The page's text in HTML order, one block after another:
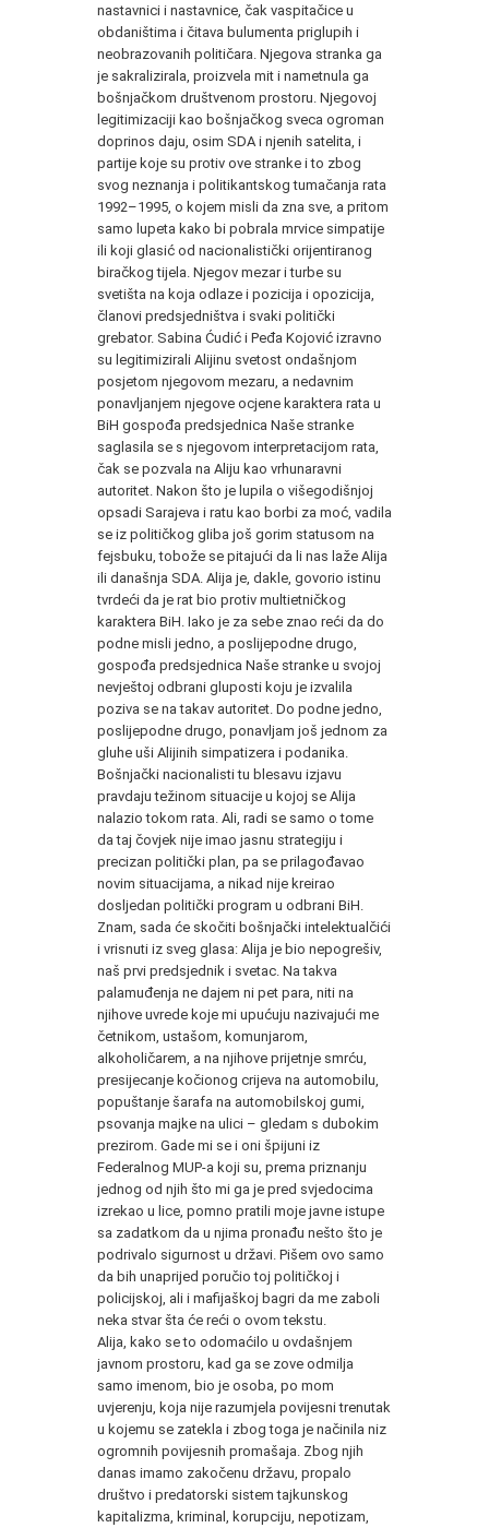
nastavnici i nastavnice, čak vaspitačice u
obdaništima i čitava bulumenta priglupih i
neobrazovanih političara. Njegova stranka ga
je sakralizirala, proizvela mit i nametnula ga
bošnjačkom društvenom prostoru. Njegovoj
legitimizaciji kao bošnjačkog sveca ogroman
doprinos daju, osim SDA i njenih satelita, i
partije koje su protiv ove stranke i to zbog
svog neznanja i politikantskog tumačanja rata
1992–1995, o kojem misli da zna sve, a pritom
samo lupeta kako bi pobrala mrvice simpatije
ili koji glasić od nacionalistički orijentiranog
biračkog tijela. Njegov mezar i turbe su
svetišta na koja odlaze i pozicija i opozicija,
članovi predsjedništva i svaki politički
grebator. Sabina Ćudić i Peđa Kojović izravno
su legitimizirali Alijinu svetost ondašnjom
posjetom njegovom mezaru, a nedavnim
ponavljanjem njegove ocjene karaktera rata u
BiH gospođa predsjednica Naše stranke
saglasila se s njegovom interpretacijom rata,
čak se pozvala na Aliju kao vrhunaravni
autoritet. Nakon što je lupila o višegodišnjoj
opsadi Sarajeva i ratu kao borbi za moć, vadila
se iz političkog gliba još gorim statusom na
fejsbuku, tobože se pitajući da li nas laže Alija
ili današnja SDA. Alija je, dakle, govorio istinu
tvrdeći da je rat bio protiv multietničkog
karaktera BiH. Iako je za sebe znao reći da do
podne misli jedno, a poslijepodne drugo,
gospođa predsjednica Naše stranke u svojoj
nevještoj odbrani gluposti koju je izvalila
poziva se na takav autoritet. Do podne jedno,
poslijepodne drugo, ponavljam još jednom za
gluhe uši Alijinih simpatizera i podanika.
Bošnjački nacionalisti tu blesavu izjavu
pravdaju težinom situacije u kojoj se Alija
nalazio tokom rata. Ali, radi se samo o tome
da taj čovjek nije imao jasnu strategiju i
precizan politički plan, pa se prilagođavao
novim situacijama, a nikad nije kreirao
dosljedan politički program u odbrani BiH.
Znam, sada će skočiti bošnjački intelektualčići
i vrisnuti iz sveg glasa: Alija je bio nepogrešiv,
naš prvi predsjednik i svetac. Na takva
palamuđenja ne dajem ni pet para, niti na
njihove uvrede koje mi upućuju nazivajući me
četnikom, ustašom, komunjarom,
alkoholičarem, a na njihove prijetnje smrću,
presijecanje kočionog crijeva na automobilu,
popuštanje šarafa na automobilskoj gumi,
psovanja majke na ulici – gledam s dubokim
prezirom. Gade mi se i oni špijuni iz
Federalnog MUP-a koji su, prema priznanju
jednog od njih što mi ga je pred svjedocima
izrekao u lice, pomno pratili moje javne istupe
sa zadatkom da u njima pronađu nešto što je
podrivalo sigurnost u državi. Pišem ovo samo
da bih unaprijed poručio toj političkoj i
policijskoj, ali i mafijaškoj bagri da me zaboli
neka stvar šta će reći o ovom tekstu.
Alija, kako se to odomaćilo u ovdašnjem
javnom prostoru, kad ga se zove odmilja
samo imenom, bio je osoba, po mom
uvjerenju, koja nije razumjela povijesni trenutak
u kojemu se zatekla i zbog toga je načinila niz
ogromnih povijesnih promašaja. Zbog njih
danas imamo zakočenu državu, propalo
društvo i predatorski sistem tajkunskog
kapitalizma, kriminal, korupciju, nepotizam,